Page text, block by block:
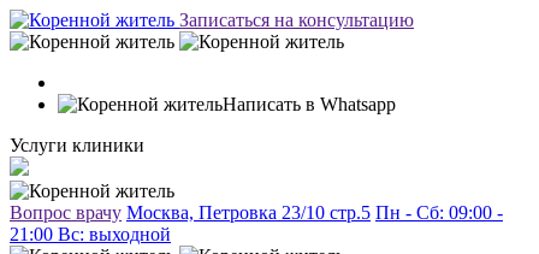
Записаться на консультацию
Написать в Whatsapp
Услуги клиники
Вопрос врачу Москва, Петровка 23/10 стр.5 Пн - Сб: 09:00 -
21:00 Вc: выходной